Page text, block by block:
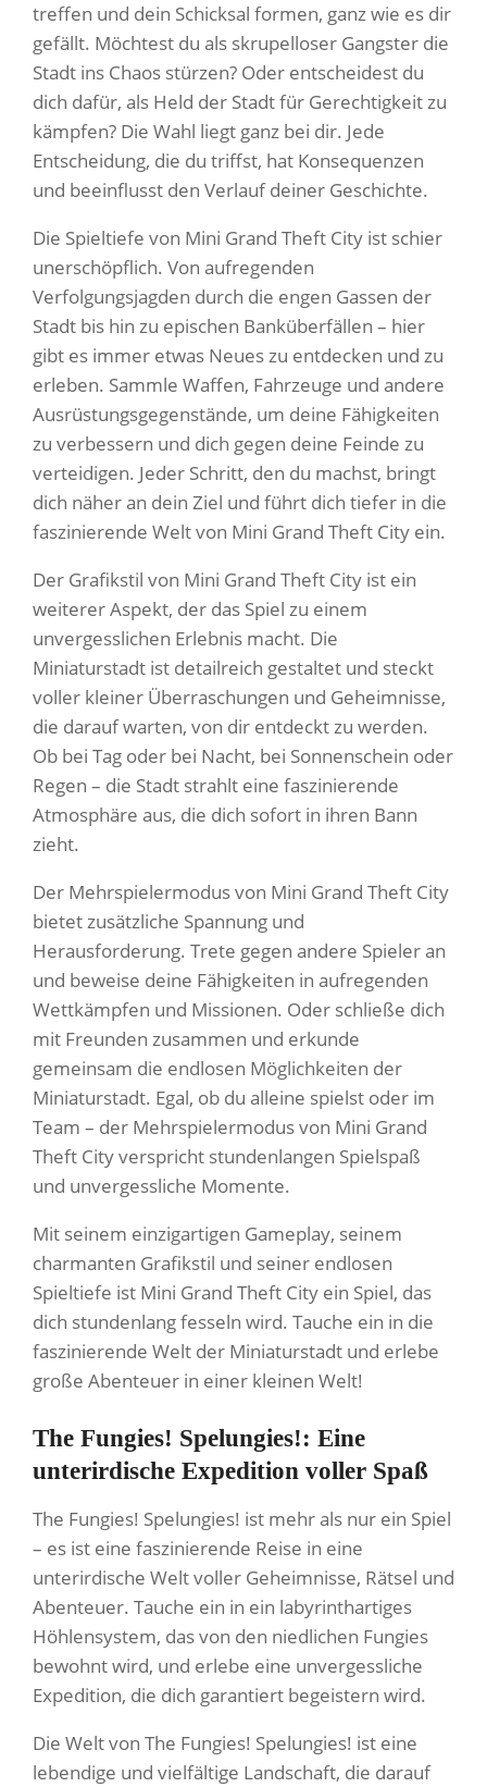
treffen und dein Schicksal formen, ganz wie es dir
gefällt. Möchtest du als skrupelloser Gangster die
Stadt ins Chaos stürzen? Oder entscheidest du
dich dafür, als Held der Stadt für Gerechtigkeit zu
kämpfen? Die Wahl liegt ganz bei dir. Jede
Entscheidung, die du triffst, hat Konsequenzen
und beeinflusst den Verlauf deiner Geschichte.
Die Spieltiefe von Mini Grand Theft City ist schier
unerschöpflich. Von aufregenden
Verfolgungsjagden durch die engen Gassen der
Stadt bis hin zu epischen Banküberfällen – hier
gibt es immer etwas Neues zu entdecken und zu
erleben. Sammle Waffen, Fahrzeuge und andere
Ausrüstungsgegenstände, um deine Fähigkeiten
zu verbessern und dich gegen deine Feinde zu
verteidigen. Jeder Schritt, den du machst, bringt
dich näher an dein Ziel und führt dich tiefer in die
faszinierende Welt von Mini Grand Theft City ein.
Der Grafikstil von Mini Grand Theft City ist ein
weiterer Aspekt, der das Spiel zu einem
unvergesslichen Erlebnis macht. Die
Miniaturstadt ist detailreich gestaltet und steckt
voller kleiner Überraschungen und Geheimnisse,
die darauf warten, von dir entdeckt zu werden.
Ob bei Tag oder bei Nacht, bei Sonnenschein oder
Regen – die Stadt strahlt eine faszinierende
Atmosphäre aus, die dich sofort in ihren Bann
zieht.
Der Mehrspielermodus von Mini Grand Theft City
bietet zusätzliche Spannung und
Herausforderung. Trete gegen andere Spieler an
und beweise deine Fähigkeiten in aufregenden
Wettkämpfen und Missionen. Oder schließe dich
mit Freunden zusammen und erkunde
gemeinsam die endlosen Möglichkeiten der
Miniaturstadt. Egal, ob du alleine spielst oder im
Team – der Mehrspielermodus von Mini Grand
Theft City verspricht stundenlangen Spielspaß
und unvergessliche Momente.
Mit seinem einzigartigen Gameplay, seinem
charmanten Grafikstil und seiner endlosen
Spieltiefe ist Mini Grand Theft City ein Spiel, das
dich stundenlang fesseln wird. Tauche ein in die
faszinierende Welt der Miniaturstadt und erlebe
große Abenteuer in einer kleinen Welt!
The Fungies! Spelungies!: Eine
unterirdische Expedition voller Spaß
The Fungies! Spelungies! ist mehr als nur ein Spiel
– es ist eine faszinierende Reise in eine
unterirdische Welt voller Geheimnisse, Rätsel und
Abenteuer. Tauche ein in ein labyrinthartiges
Höhlensystem, das von den niedlichen Fungies
bewohnt wird, und erlebe eine unvergessliche
Expedition, die dich garantiert begeistern wird.
Die Welt von The Fungies! Spelungies! ist eine
lebendige und vielfältige Landschaft, die darauf